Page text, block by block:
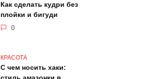
Как сделать кудри без
плойки и бигуди
0
КРАСОТА
С чем носить хаки: